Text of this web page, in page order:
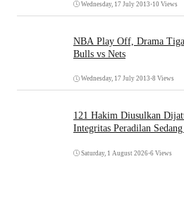
Wednesday, 17 July 2013 •10 Views
NBA Play Off, Drama
Bulls vs Nets
Wednesday, 17 July 2013 •8 Views
121 Hakim Diusulkan
Integritas Peradilan
Saturday, 1 August 2026•6 Views